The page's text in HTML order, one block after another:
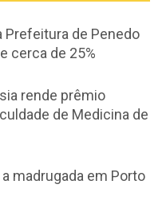
de Penedo
cerca de 25%
rende prêmio
de Medicina de
madrugada em Porto